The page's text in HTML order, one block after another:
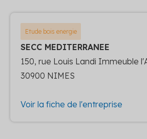
Etude bois energie
SECC MEDITERRANEE
150, rue Louis Landi Immeuble
30900 NIMES
Voir la fiche de l'entreprise